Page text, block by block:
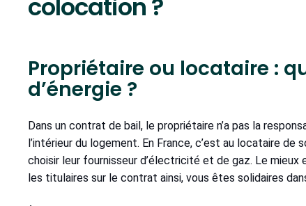
colocation ?
Propriétaire ou locataire :
d’énergie ?
Dans un contrat de bail, le propriétaire n’a pas la
l’intérieur du logement. En France, c’est au locataire
choisir leur fournisseur d’électricité et de gaz. Le mieux
les titulaires sur le contrat ainsi, vous êtes solidaires